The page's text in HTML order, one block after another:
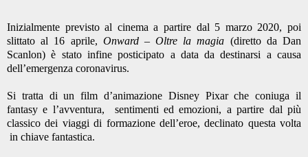
Inizialmente previsto al cinema a partire dal 5 marzo 2020, poi
slittato al 16 aprile, Onward – Oltre la magia (diretto da Dan
Scanlon) è stato infine posticipato a data da destinarsi a causa
dell’emergenza coronavirus.
Si tratta di un film d’animazione Disney Pixar che coniuga il
fantasy e l’avventura,
sentimenti ed emozioni, a partire dal più
classico dei viaggi di formazione dell’eroe, declinato questa volta
in chiave fantastica.